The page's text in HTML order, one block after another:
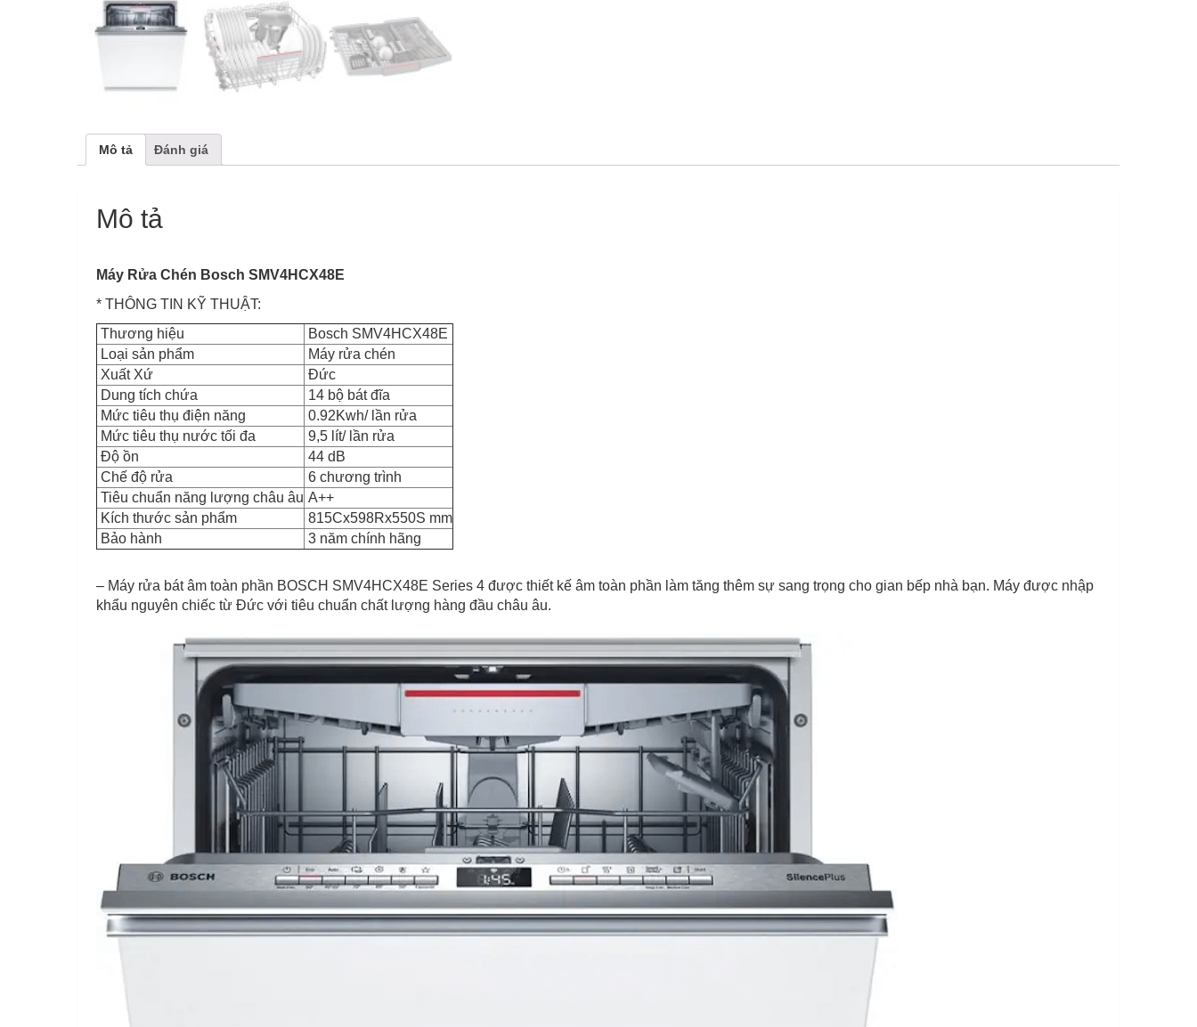
Mô tả Đánh giá
Mô tả
Máy Rửa Chén Bosch SMV4HCX48E
* THÔNG TIN KỸ THUẬT:
Thương hiệu
Bosch SMV4HCX48E
Loại sản phẩm
Máy rửa chén
Xuất Xứ
Đức
Dung tích chứa
14 bộ bát đĩa
Mức tiêu thụ điện năng
0.92Kwh/ lần rửa
Mức tiêu thụ nước tối đa
9,5 lít/ lần rửa
Độ ồn
44 dB
Chế độ rửa
6 chương trình
Tiêu chuẩn năng lượng châu âu A++
Kích thước sản phẩm
815Cx598Rx550S mm
Bảo hành
3 năm chính hãng
– Máy rửa bát âm toàn phần BOSCH SMV4HCX48E Series 4 được thiết kế âm toàn phần làm tăng thêm sự sang trọng cho gian bếp nhà bạn. Máy được nhập
khẩu nguyên chiếc từ Đức với tiêu chuẩn chất lượng hàng đầu châu âu.